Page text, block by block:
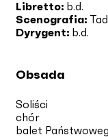
Libretto: b.d.
Scenografia:
Dyrygent: b.d.
Obsada
Soliści
chór
balet